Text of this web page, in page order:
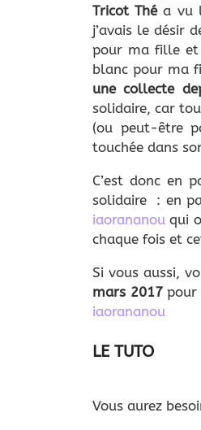
Tricot Théa vu
j’avais le désir
pour ma fille et
blanc pour ma
une collecte
solidaire, car
(ou peut-être
touchée dans
C’est donc en
solidaire : en
iaorananouqui
chaque fois et
Si vous aussi,
mars 2017pour
iaorananou
LE TUTO
Vous aurez